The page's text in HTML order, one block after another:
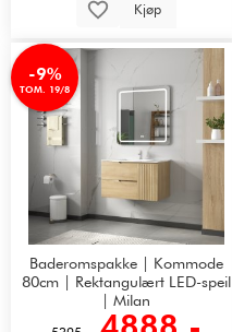
Kjøp
-9%
TOM. 19/8
Baderomspakke | Kommode
80cm | Rektangulært LED-speil
| Milan